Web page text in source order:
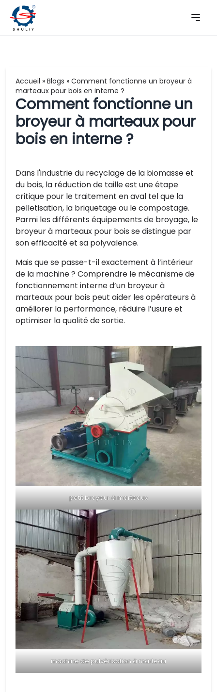
Accueil » Blogs » Comment fonctionne un broyeur à
marteaux pour bois en interne ?
Comment fonctionne un
broyeur à marteaux pour
bois en interne ?
Dans l'industrie du recyclage de la biomasse et
du bois, la réduction de taille est une étape
critique pour le traitement en aval tel que la
pelletisation, la briquetage ou le compostage.
Parmi les différents équipements de broyage, le
broyeur à marteaux pour bois se distingue par
son efficacité et sa polyvalence.
Mais que se passe-t-il exactement à l’intérieur
de la machine ? Comprendre le mécanisme de
fonctionnement interne d’un broyeur à
marteaux pour bois peut aider les opérateurs à
améliorer la performance, réduire l’usure et
optimiser la qualité de sortie.
petit broyeur à marteaux
machine de pulvérisation à marteau